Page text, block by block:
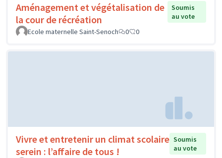
Aménagement et végétalisation de
la cour de récréation
Soumis
au vote
Ecole maternelle Saint-Senoch
0 0
Vivre et entretenir un climat scolaire
serein : l’affaire de tous !
Soumis
au vote